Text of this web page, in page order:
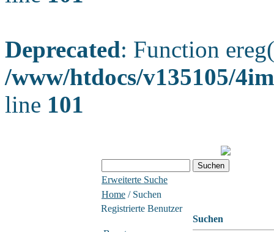
Deprecated: Function
/www/htdocs/v135105/
line 101
Erweiterte Suche
Home / Suchen
Registrierte Benutzer
Suchen